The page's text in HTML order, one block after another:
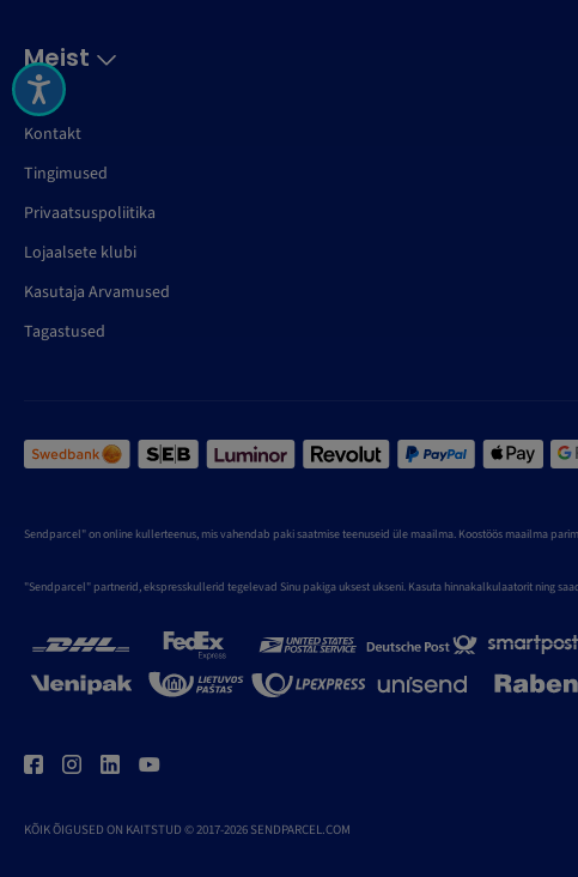
Meist
Kontakt
Tingimused
Privaatsuspoliitika
Lojaalsete klubi
Kasutaja Arvamused
Tagastused
Sendparcel" on online kullerteenus, mis vahendab paki saatmise teenuseid üle maailma. Koostöös maailma
"Sendparcel" partnerid, ekspresskullerid tegelevad Sinu pakiga uksest ukseni. Kasuta hinnakalkulaatorit ning
KÕIK ÕIGUSED ON KAITSTUD © 2017-2026 SENDPARCEL.COM